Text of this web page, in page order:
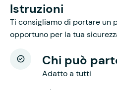
Istruzioni
Ti consigliamo di portare un
opportuno per la tua
Chi può
Adatto a tutti